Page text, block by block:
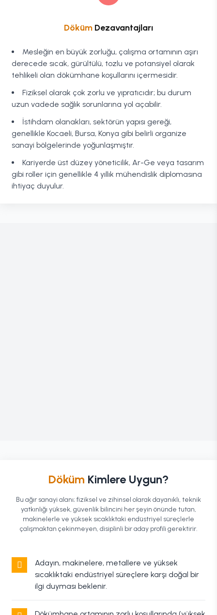
Döküm Dezavantajları
Mesleğin en büyük zorluğu, çalışma ortamının aşırı
derecede sıcak, gürültülü, tozlu ve potansiyel olarak
tehlikeli olan dökümhane koşullarını içermesidir.
Fiziksel olarak çok zorlu ve yıpratıcıdır; bu durum
uzun vadede sağlık sorunlarına yol açabilir.
İstihdam olanakları, sektörün yapısı gereği,
genellikle Kocaeli, Bursa, Konya gibi belirli organize
sanayi bölgelerinde yoğunlaşmıştır.
Kariyerde üst düzey yöneticilik, Ar-Ge veya tasarım
gibi roller için genellikle 4 yıllık mühendislik diplomasına
ihtiyaç duyulur.
Döküm Kimlere Uygun?
Bu ağır sanayi alanı; fiziksel ve zihinsel olarak dayanıklı, teknik
yatkınlığı yüksek, güvenlik bilincini her şeyin önünde tutan,
makinelerle ve yüksek sıcaklıktaki endüstriyel süreçlerle
çalışmaktan çekinmeyen, disiplinli bir aday profili gerektirir.
Adayın, makinelere, metallere ve yüksek
sıcaklıktaki endüstriyel süreçlere karşı doğal bir
ilgi duyması beklenir.